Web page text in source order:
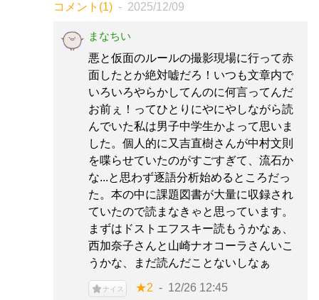
コメント(1) 2025/12/09
まなちい
悪と仮面のルールの撮影現場に行って赤
面したとか絶対嘘だろ！いつも文章内で
いろいろやらかしてんのに何言ってんだ
お前ぇ！ってひとりにやにやしながら読
んでいた私は男子中学生かよって思いま
した。個人的に又吉直樹さんが中村文則
を喋らせていたのがすごすぎて、流石か
な...と思わず逐語分析始めるところだっ
た。本の中に課題図書が大量に収録され
ていたので読まなきゃと思っています。
まずはドストエフスキー読もうかなぁ、
西加奈子さんと山崎ナオコーラさんいこ
うかな、まだ読んだことないしなぁ
ナイス ★2 12/26 12:45